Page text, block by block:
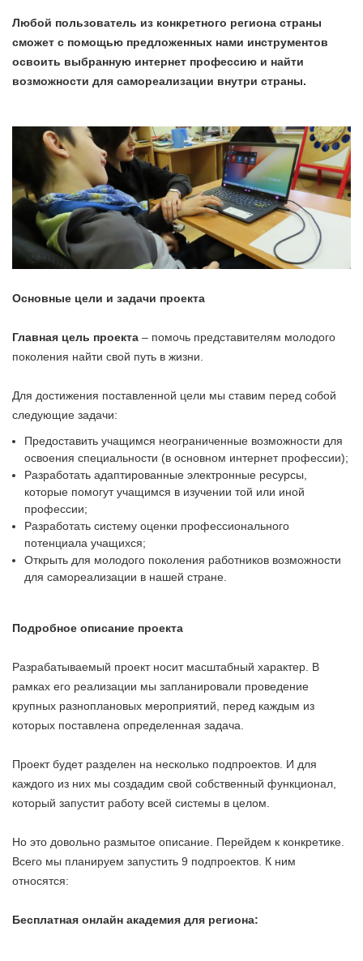
Любой пользователь из конкретного региона страны
сможет с помощью предложенных нами инструментов
освоить выбранную интернет профессию и найти
возможности для самореализации внутри страны.
Основные цели и задачи проекта
Главная цель проекта – помочь представителям молодого
поколения найти свой путь в жизни.
Для достижения поставленной цели мы ставим перед собой
следующие задачи:
Предоставить учащимся неограниченные возможности для
освоения специальности (в основном интернет профессии);
Разработать адаптированные электронные ресурсы,
которые помогут учащимся в изучении той или иной
профессии;
Разработать систему оценки профессионального
потенциала учащихся;
Открыть для молодого поколения работников возможности
для самореализации в нашей стране.
Подробное описание проекта
Разрабатываемый проект носит масштабный характер. В
рамках его реализации мы запланировали проведение
крупных разноплановых мероприятий, перед каждым из
которых поставлена определенная задача.
Проект будет разделен на несколько подпроектов. И для
каждого из них мы создадим свой собственный функционал,
который запустит работу всей системы в целом.
Но это довольно размытое описание. Перейдем к конкретике.
Всего мы планируем запустить 9 подпроектов. К ним
относятся:
Бесплатная онлайн академия для региона: